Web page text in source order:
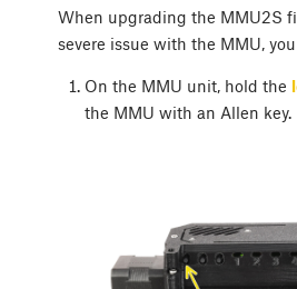
When upgrading the MMU2S
severe issue with the MMU,
On the MMU unit, hold the
the MMU with an Allen key.